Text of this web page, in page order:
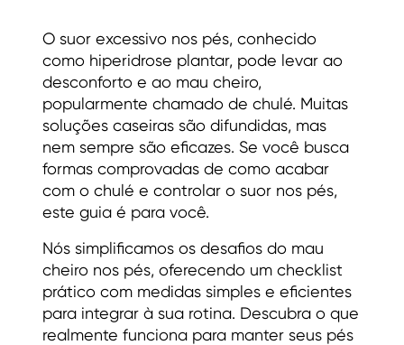
O suor excessivo nos pés, conhecido
como hiperidrose plantar, pode levar ao
desconforto e ao mau cheiro,
popularmente chamado de chulé. Muitas
soluções caseiras são difundidas, mas
nem sempre são eficazes. Se você busca
formas comprovadas de como acabar
com o chulé e controlar o suor nos pés,
este guia é para você.
Nós simplificamos os desafios do mau
cheiro nos pés, oferecendo um checklist
prático com medidas simples e eficientes
para integrar à sua rotina. Descubra o que
realmente funciona para manter seus pés